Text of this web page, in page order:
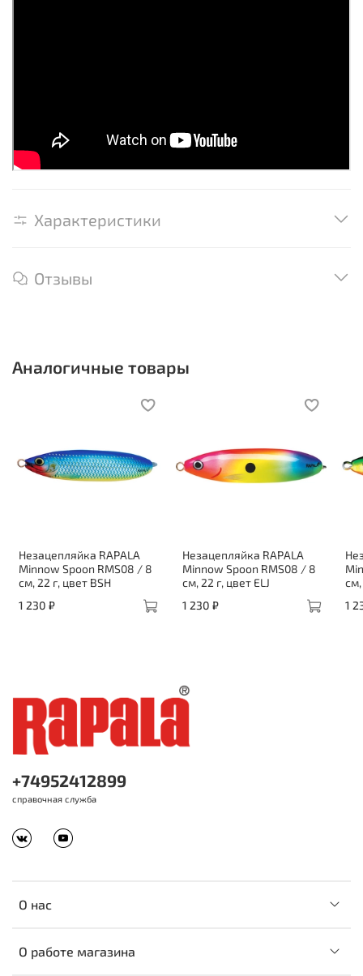
Характеристики
Отзывы
Аналогичные товары
Незацепляйка RAPALA
Minnow Spoon RMS08 / 8
см, 22 г, цвет BSH
1 230 ₽
Незацепляйка RAPALA
Minnow Spoon RMS08 / 8
см, 22 г, цвет ELJ
1 230 ₽
см,
1
О нас
О работе магазина
+74952412899
справочная служба